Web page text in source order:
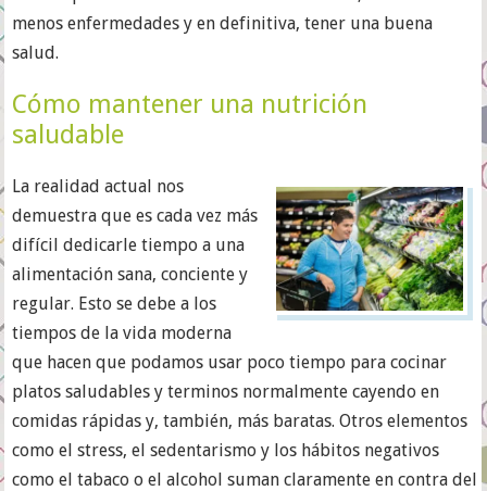
menos enfermedades y en definitiva, tener una buena
salud.
Cómo mantener una nutrición
saludable
La realidad actual nos
demuestra que es cada vez más
difícil dedicarle tiempo a una
alimentación sana, conciente y
regular. Esto se debe a los
tiempos de la vida moderna
que hacen que podamos usar poco tiempo para cocinar
platos saludables y terminos normalmente cayendo en
comidas rápidas y, también, más baratas. Otros elementos
como el stress, el sedentarismo y los hábitos negativos
como el tabaco o el alcohol suman claramente en contra del